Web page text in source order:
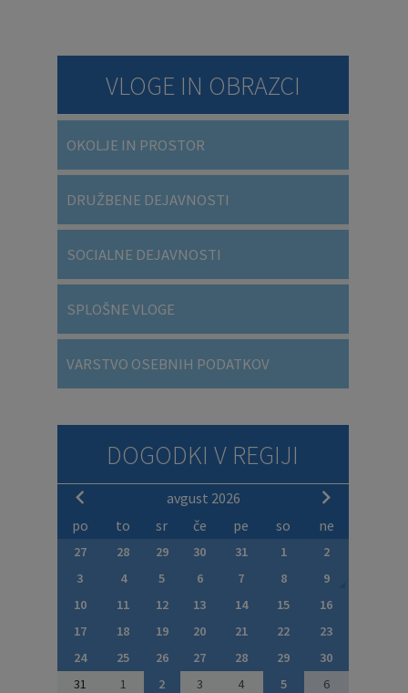
VLOGE IN OBRAZCI
OKOLJE IN PROSTOR
DRUŽBENE DEJAVNOSTI
SOCIALNE DEJAVNOSTI
SPLOŠNE VLOGE
VARSTVO OSEBNIH PODATKOV
DOGODKI V REGIJI
avgust 2026
po
to sr če pe so ne
27 28 29 30 31 1
2
3
4 5 6 7 8
9
10
11 12 13 14 15
16
17
18 19 20 21 22
23
24
25 26 27 28 29
30
31
1 2 3 4 5 6